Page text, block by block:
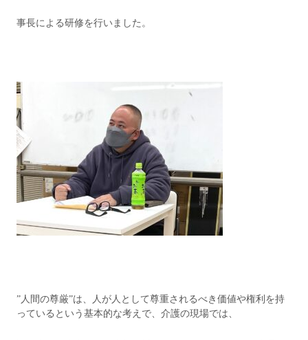
事長による研修を行いました。
”人間の尊厳”は、人が人として尊重されるべき価値や権利を持
っているという基本的な考えで、介護の現場では、